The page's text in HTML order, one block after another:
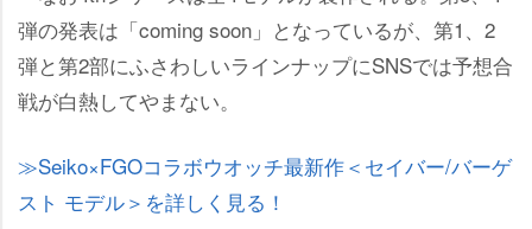
弾の発表は「coming soon」となっているが、第1、2
弾と第2部にふさわしいラインナップにSNSでは予想合
戦が白熱してやまない。
Seiko×FGOコラボウオッチ最新作＜セイバー/バーゲ
スト モデル＞を詳しく見る！